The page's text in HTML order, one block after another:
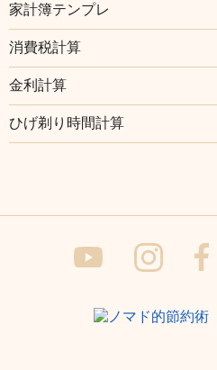
家計簿テンプレ
消費税計算
金利計算
ひげ剃り時間計算